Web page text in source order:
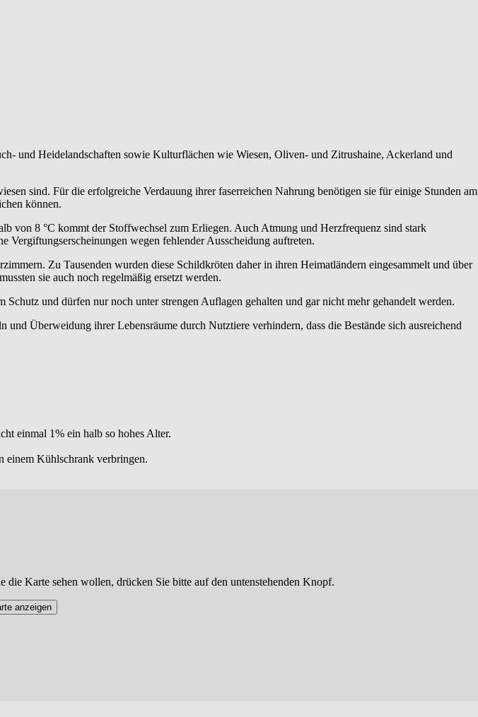
und Heidelandschaften sowie Kulturflächen wie Wiesen, Oliven- und Zitrushaine, Ackerland und
sind. Für die erfolgreiche Verdauung ihrer faserreichen Nahrung benötigen sie für einige Stunden am
können.
von 8 °C kommt der Stoffwechsel zum Erliegen. Auch Atmung und Herzfrequenz sind stark
Vergiftungserscheinungen wegen fehlender Ausscheidung auftreten.
Zu Tausenden wurden diese Schildkröten daher in ihren Heimatländern eingesammelt und über
sie auch noch regelmäßig ersetzt werden.
und dürfen nur noch unter strengen Auflagen gehalten und gar nicht mehr gehandelt werden.
Überweidung ihrer Lebensräume durch Nutztiere verhindern, dass die Bestände sich ausreichend
einmal 1% ein halb so hohes Alter.
einem Kühlschrank verbringen.
Karte sehen wollen, drücken Sie bitte auf den untenstehenden Knopf.
anzeigen